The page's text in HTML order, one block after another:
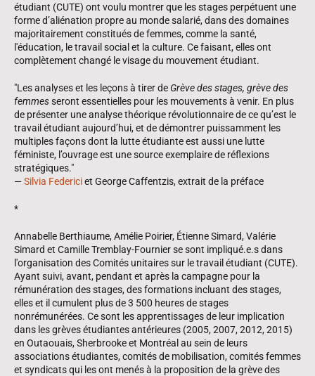
étudiant (CUTE) ont voulu montrer que les stages perpétuent une
forme d’aliénation propre au monde salarié, dans des domaines
majoritairement constitués de femmes, comme la santé,
l'éducation, le travail social et la culture. Ce faisant, elles ont
complètement changé le visage du mouvement étudiant.
"Les analyses et les leçons à tirer de Grève des stages, grève des
femmesseront essentielles pour les mouvements à venir. En plus
de présenter une analyse théorique révolutionnaire de ce qu’est le
travail étudiant aujourd’hui, et de démontrer puissamment les
multiples façons dont la lutte étudiante est aussi une lutte
féministe, l’ouvrage est une source exemplaire de réflexions
stratégiques."
―Silvia Federiciet George Caffentzis, extrait de la préface
*
Annabelle Berthiaume, Amélie Poirier, Étienne Simard, Valérie
Simard et Camille Tremblay-Fournier se sont impliqué.e.s dans
l'organisation des Comités unitaires sur le travail étudiant (CUTE).
Ayant suivi, avant, pendant et après la campagne pour la
rémunération des stages, des formations incluant des stages,
elles et il cumulent plus de 3 500 heures de stages
nonrémunérées. Ce sont les apprentissages de leur implication
dans les grèves étudiantes antérieures (2005, 2007, 2012, 2015)
en Outaouais, Sherbrooke et Montréal au sein de leurs
associations étudiantes, comités de mobilisation, comités femmes
et syndicats qui les ont menés à la proposition de la grève des